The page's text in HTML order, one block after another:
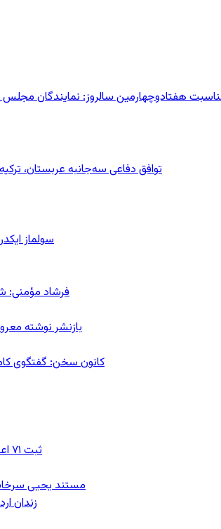
هفتادوچهارمین سالروز: نمایندگان مجلس زار می‌زدند/ تهران در آتش؛
توافق دفاعی سه‌جانبه عربستان،
سولماز
فرشاد مؤمنی:
بازنشر نوشته
کانون سخن: گفتگوی
ثبت ۷۱ اعدام در ژوئیه؛ شمار اعدام‌ها در سال ۲۰۲۶ به دست‌کم ۴۴۴ نفر رسید
مستند یحیی
زندان اردبیل؛ احراز